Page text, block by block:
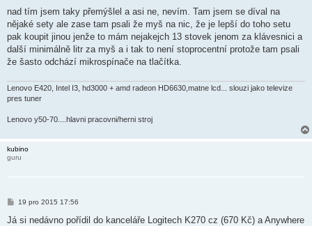
í
p
ě
e
k
nad tím jsem taky přemýšlel a asi ne, nevím. Tam jsem se díval na
nějaké sety ale zase tam psali že myš na nic, že je lepší do toho setu
pak koupit jinou jenže to mám nejakejch 13 stovek jenom za klávesnici a
další minimálně litr za myš a i tak to není stoprocentní protože tam psali
že šasto odchází mikrospínače na tlačítka.
Lenovo E420, Intel I3, hd3000 + amd radeon HD6630,matne lcd... slouzi jako televize
pres tuner
Lenovo y50-70....hlavni pracovni/herni stroj
kubino
guru
P
í
19 pro 2015 17:56
Já si nedávno pořídil do kanceláře Logitech K270 cz (670 Kč) a Anywhere